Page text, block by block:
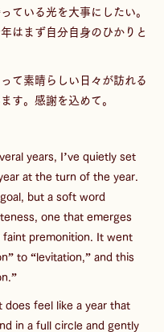
ている光を大事にしたい。
はまず自分自身のひかりと
て素晴らしい日々が訪れる
す。感謝を込めて。
years, I’ve quietly set
at the turn of the year.
but a soft word
one that emerges
premonition. It went
to “levitation,” and this
does feel like a year that
in a full circle and gently